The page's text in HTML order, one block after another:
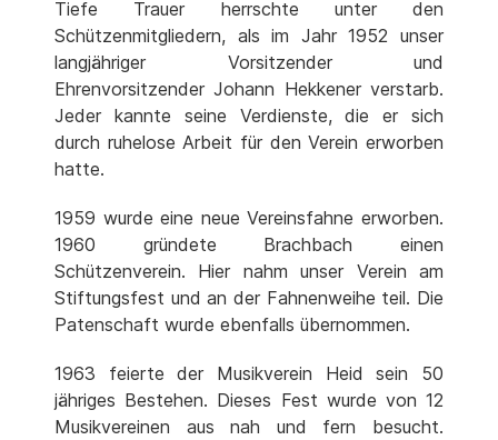
Tiefe Trauer herrschte unter den
Schützenmitgliedern, als im Jahr 1952 unser
langjähriger Vorsitzender und
Ehrenvorsitzender Johann Hekkener verstarb.
Jeder kannte seine Verdienste, die er sich
durch ruhelose Arbeit für den Verein erworben
hatte.
1959 wurde eine neue Vereinsfahne erworben.
1960 gründete Brachbach einen
Schützenverein. Hier nahm unser Verein am
Stiftungsfest und an der Fahnenweihe teil. Die
Patenschaft wurde ebenfalls übernommen.
1963 feierte der Musikverein Heid sein 50
jähriges Bestehen. Dieses Fest wurde von 12
Musikvereinen aus nah und fern besucht.